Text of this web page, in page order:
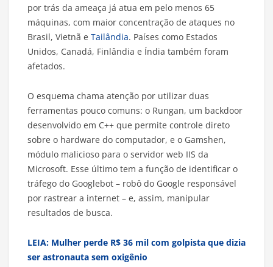
por trás da ameaça já atua em pelo menos 65
máquinas, com maior concentração de ataques no
Brasil, Vietnã e Tailândia. Países como Estados
Unidos, Canadá, Finlândia e Índia também foram
afetados.
O esquema chama atenção por utilizar duas
ferramentas pouco comuns: o Rungan, um backdoor
desenvolvido em C++ que permite controle direto
sobre o hardware do computador, e o Gamshen,
módulo malicioso para o servidor web IIS da
Microsoft. Esse último tem a função de identificar o
tráfego do Googlebot – robô do Google responsável
por rastrear a internet – e, assim, manipular
resultados de busca.
LEIA: Mulher perde R$ 36 mil com golpista que dizia
ser astronauta sem oxigênio